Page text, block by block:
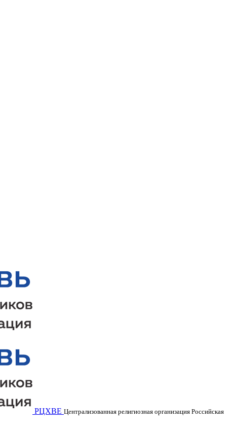
РЦХВЕ Централизованная религиозная организация Российская